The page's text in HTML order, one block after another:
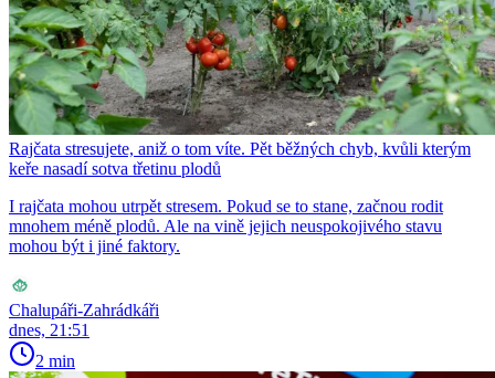
Rajčata stresujete, aniž o tom víte. Pět běžných chyb, kvůli kterým
keře nasadí sotva třetinu plodů
I rajčata mohou utrpět stresem. Pokud se to stane, začnou rodit
mnohem méně plodů. Ale na vině jejich neuspokojivého stavu
mohou být i jiné faktory.
Chalupáři-Zahrádkáři
dnes, 21:51
2 min